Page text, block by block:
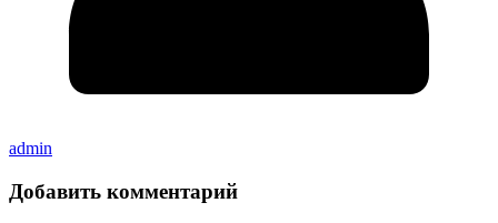
admin
Добавить комментарий